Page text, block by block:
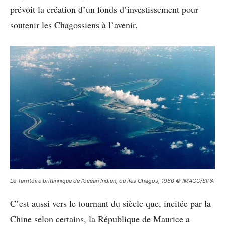
prévoit la création d’un fonds d’investissement pour
soutenir les Chagossiens à l’avenir.
Le Territoire britannique de l’océan Indien, ou îles Chagos, 1960 © IMAGO/SIPA
C’est aussi vers le tournant du siècle que, incitée par la
Chine selon certains, la République de Maurice a